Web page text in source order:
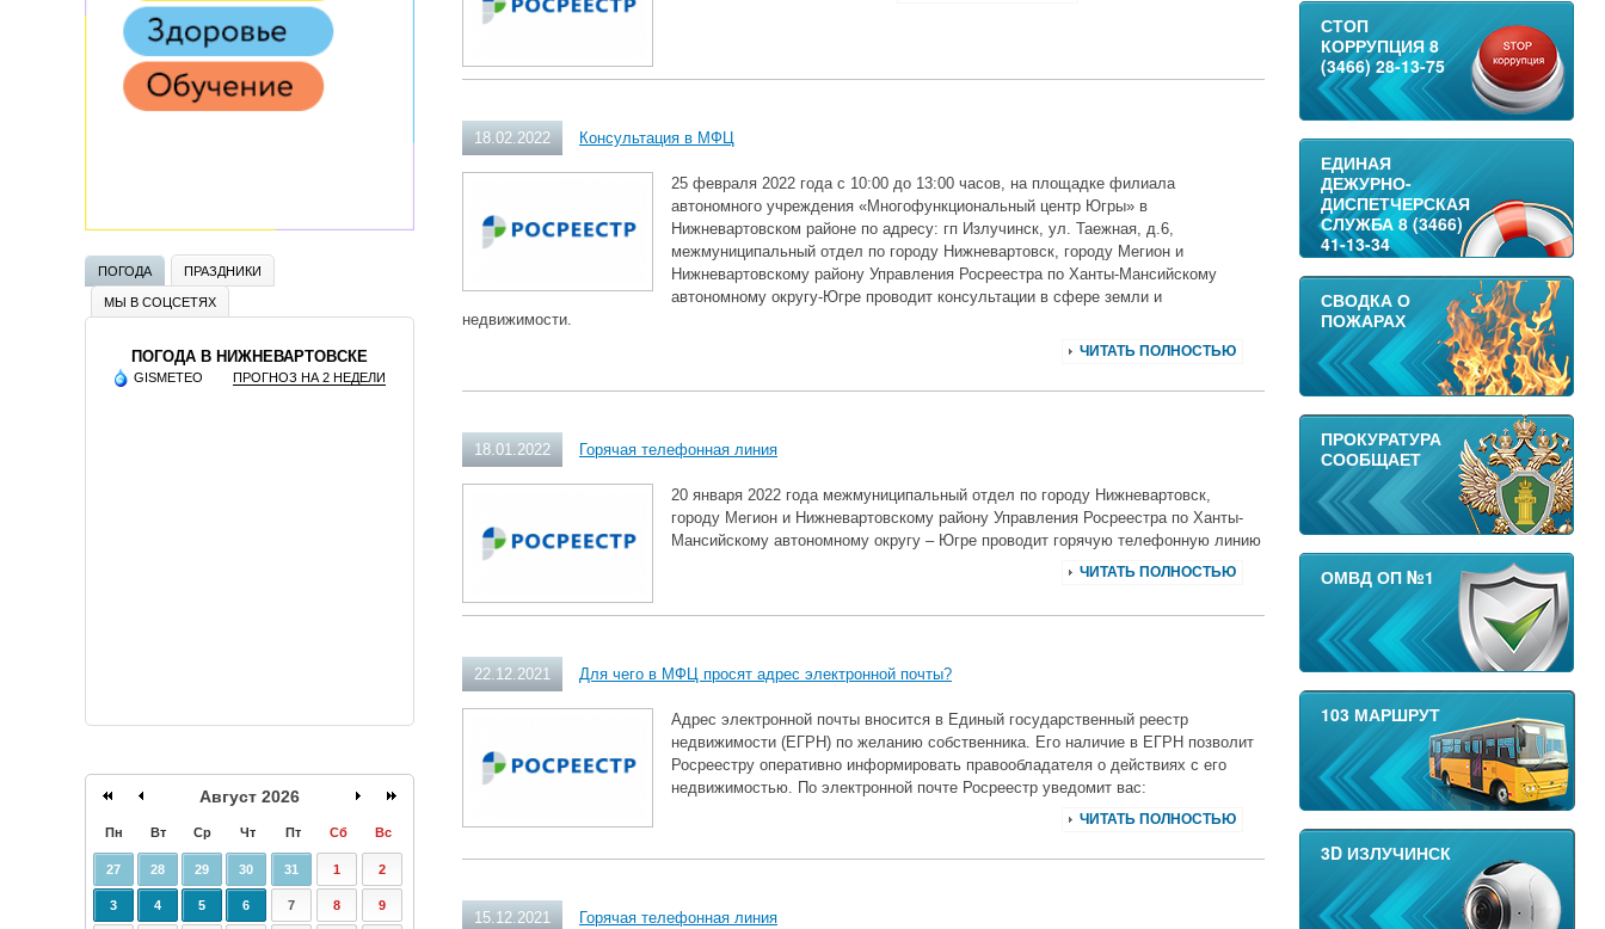
18.02.2022 Консультация в МФЦ
25 февраля 2022 года с 10:00 до 13:00 часов, на площадке филиала
автономного учреждения «Многофункциональный центр Югры» в
Нижневартовском районе по адресу: гп Излучинск, ул. Таежная, д.6,
межмуниципальный отдел по городу Нижневартовск, городу Мегион и
Нижневартовскому району Управления Росреестра по Ханты-Мансийскому
автономному округу-Югре проводит консультации в сфере земли и
недвижимости.
ЧИТАТЬ ПОЛНОСТЬЮ
18.01.2022 Горячая телефонная линия
20 января 2022 года межмуниципальный отдел по городу Нижневартовск,
городу Мегион и Нижневартовскому району Управления Росреестра по Ханты-
Мансийскому автономному округу – Югре проводит горячую телефонную линию
ЧИТАТЬ ПОЛНОСТЬЮ
22.12.2021 Для чего в МФЦ просят адрес электронной почты?
Адрес электронной почты вносится в Единый государственный реестр
недвижимости (ЕГРН) по желанию собственника. Его наличие в ЕГРН позволит
Росреестру оперативно информировать правообладателя о действиях с его
недвижимостью. По электронной почте Росреестр уведомит вас:
ЧИТАТЬ ПОЛНОСТЬЮ
15.12.2021 Горячая телефонная линия
ПОГОДА
ПРАЗДНИКИ
МЫ В СОЦСЕТЯХ
ПОГОДА В НИЖНЕВАРТОВСКЕ
GISMETEO ПРОГНОЗ НА 2 НЕДЕЛИ
Август 2026
Пн Вт Ср Чт Пт Сб Вс
27 28 29 30 31 1 2
3 4 5 6 7 8 9
СТОП
КОРРУПЦИЯ 8
(3466) 28-13-75
ЕДИНАЯ
ДЕЖУРНО-
ДИСПЕТЧЕРСКАЯ
СЛУЖБА 8 (3466)
41-13-34
СВОДКА О
ПОЖАРАХ
ПРОКУРАТУРА
СООБЩАЕТ
ОМВД ОП №1
103 МАРШРУТ
3D ИЗЛУЧИНСК